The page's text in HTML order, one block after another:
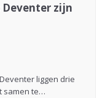
Deventer zijn
liggen drie
samen te…